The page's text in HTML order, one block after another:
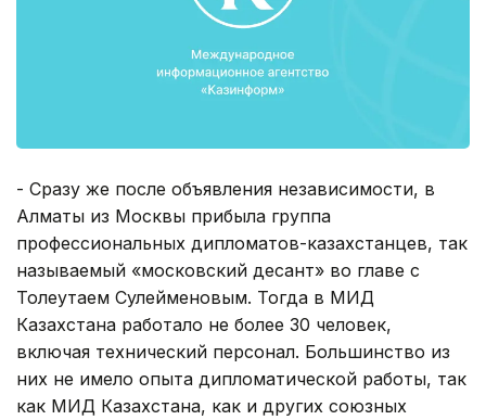
- Сразу же после объявления независимости, в
Алматы из Москвы прибыла группа
профессиональных дипломатов-казахстанцев, так
называемый «московский десант» во главе с
Толеутаем Сулейменовым. Тогда в МИД
Казахстана работало не более 30 человек,
включая технический персонал. Большинство из
них не имело опыта дипломатической работы, так
как МИД Казахстана, как и других союзных